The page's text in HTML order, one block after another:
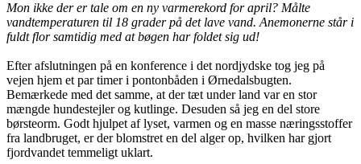
Mon ikke der er tale om en ny varmerekord for april? Målte
vandtemperaturen til 18 grader på det lave vand. Anemonerne står i
fuldt flor samtidig med at bøgen har foldet sig ud!
Efter afslutningen på en konference i det nordjydske tog jeg på
vejen hjem et par timer i pontonbåden i Ørnedalsbugten.
Bemærkede med det samme, at der tæt under land var en stor
mængde hundestejler og kutlinge. Desuden så jeg en del store
børsteorm. Godt hjulpet af lyset, varmen og en masse næringsstoffer
fra landbruget, er der blomstret en del alger op, hvilken har gjort
fjordvandet temmeligt uklart.